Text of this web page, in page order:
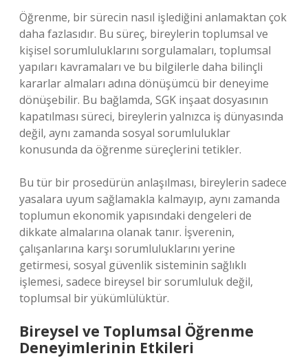
Öğrenme, bir sürecin nasıl işlediğini anlamaktan çok
daha fazlasıdır. Bu süreç, bireylerin toplumsal ve
kişisel sorumluluklarını sorgulamaları, toplumsal
yapıları kavramaları ve bu bilgilerle daha bilinçli
kararlar almaları adına dönüşümcü bir deneyime
dönüşebilir. Bu bağlamda, SGK inşaat dosyasının
kapatılması süreci, bireylerin yalnızca iş dünyasında
değil, aynı zamanda sosyal sorumluluklar
konusunda da öğrenme süreçlerini tetikler.
Bu tür bir prosedürün anlaşılması, bireylerin sadece
yasalara uyum sağlamakla kalmayıp, aynı zamanda
toplumun ekonomik yapısındaki dengeleri de
dikkate almalarına olanak tanır. İşverenin,
çalışanlarına karşı sorumluluklarını yerine
getirmesi, sosyal güvenlik sisteminin sağlıklı
işlemesi, sadece bireysel bir sorumluluk değil,
toplumsal bir yükümlülüktür.
Bireysel ve Toplumsal Öğrenme
Deneyimlerinin Etkileri